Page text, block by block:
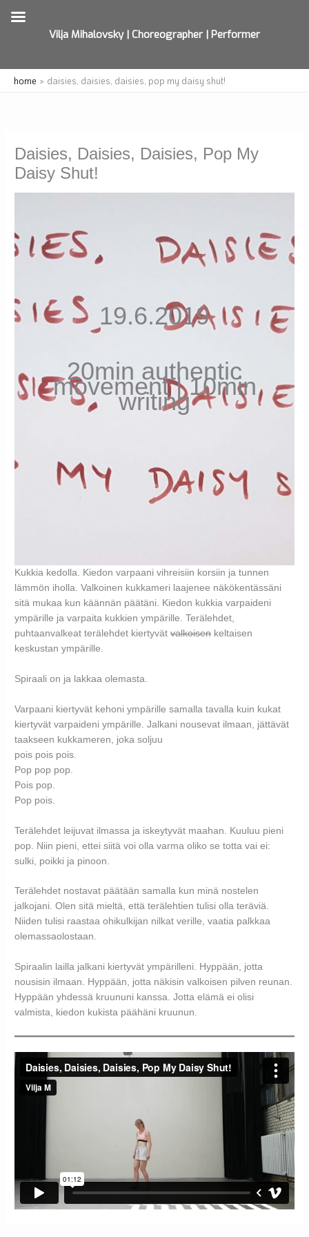
Skiphome daisies, daisies, daisies, pop my daisy shut!
Daisies, Daisies, Daisies, Pop My
Daisy Shut!
19.6.2019
20min authentic
movement | 10min
writing
Kukkia kedolla. Kiedon varpaani vihreisiin korsiin ja tunnen
lämmön iholla. Valkoinen kukkameri laajenee näkökentässäni
sitä mukaa kun käännän päätäni. Kiedon kukkia varpaideni
ympärille ja varpaita kukkien ympärille. Terälehdet,
puhtaanvalkeat terälehdet kiertyvätvalkoisen keltaisen
keskustan ympärille.
Spiraali on ja lakkaa olemasta.
Varpaani kiertyvät kehoni ympärille samalla tavalla kuin kukat
kiertyvät varpaideni ympärille. Jalkani nousevat ilmaan, jättävät
taakseen kukkameren, joka soljuu
pois pois pois.
Pop pop pop.
Pois pop.
Pop pois.
Terälehdet leijuvat ilmassa ja iskeytyvät maahan. Kuuluu pieni
pop. Niin pieni, ettei siitä voi olla varma oliko se totta vai ei:
sulki, poikki ja pinoon.
Terälehdet nostavat päätään samalla kun minä nostelen
jalkojani. Olen sitä mieltä, että terälehtien tulisi olla teräviä.
Niiden tulisi raastaa ohikulkijan nilkat verille, vaatia palkkaa
olemassaolostaan.
Spiraalin lailla jalkani kiertyvät ympärilleni. Hyppään, jotta
nousisin ilmaan. Hyppään, jotta näkisin valkoisen pilven reunan.
Hyppään yhdessä kruununi kanssa. Jotta elämä ei olisi
valmista, kiedon kukista päähäni kruunun.
Vilja Mihalovsky | Choreographer | Performer